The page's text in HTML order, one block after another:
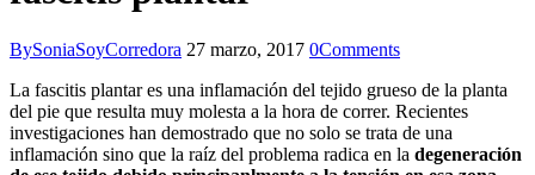
BySoniaSoyCorredora 27 marzo, 2017 0Comments
La fascitis plantar es una inflamación del tejido grueso de la planta
del pie que resulta muy molesta a la hora de correr. Recientes
investigaciones han demostrado que no solo se trata de una
inflamación sino que la raíz del problema radica en la degeneración